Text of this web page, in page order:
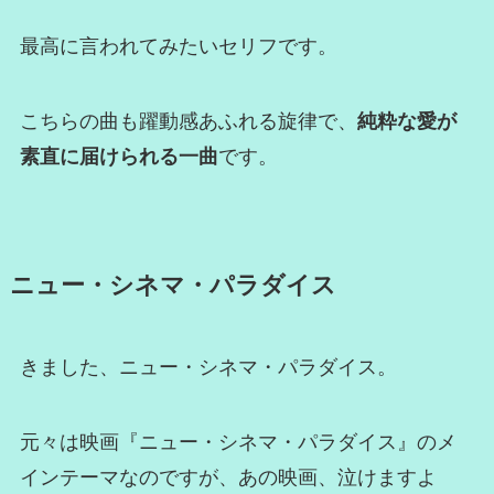
最高に言われてみたいセリフです。
こちらの曲も躍動感あふれる旋律で、 純粋な愛が
素直に届けられる一曲です。
ニュー・シネマ・パラダイス
きました、ニュー・シネマ・パラダイス。
元々は映画『ニュー・シネマ・パラダイス』のメ
インテーマなのですが、あの映画、泣けますよ